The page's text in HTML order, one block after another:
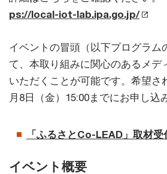
ps://local-iot-lab.ipa.go.jp/
イベントの冒頭（以下プログラム
て、本取り組みに関心のあるメデ
いただくことが可能です。希望さ
月8日（金）15:00までにお申し込
「ふるさとCo-LEAD」取材受
イベント概要